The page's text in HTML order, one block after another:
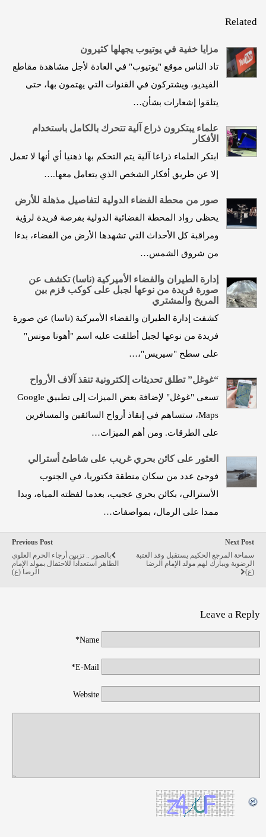
Related
مزايا خفية في يوتيوب يجهلها كثيرون
تاد الناس موقع "يوتيوب" في العادة لأجل مشاهدة مقاطع
الفيديو، ويشتركون في القنوات التي يهتمون بها، حتى
يتلقوا إشعارات بشأن…
علماء يبتكرون ذراع آلية تتحرك بالكامل باستخدام
الأفكار
ابتكر العلماء ذراعا آلية يتم التحكم بها ذهنيا أي أنها لا تعمل
إلا عن طريق أفكار الشخص الذي يتعامل معها.…
صور من محطة الفضاء الدولية لتفاصيل مذهلة للأرض
يحظى رواد المحطة الفضائية الدولية بفرصة فريدة لرؤية
ومراقبة كل الأحداث التي تشهدها الأرض من الفضاء، بدءا
من شروق الشمس…
إدارة الطيران والفضاء الأميركية (ناسا) تكشف عن
صورة فريدة من نوعها لجبل على كوكب قزم بين
المريخ والمشتري
كشفت إدارة الطيران والفضاء الأميركية (ناسا) عن صورة
فريدة من نوعها لجبل أطلقت عليه اسم "أهونا مونس"
على سطح "سيريس"،…
“غوغل” تطلق تحديثات إلكترونية تنقذ آلاف الأرواح
تسعى "غوغل" لإضافة بعض الميزات إلى تطبيق Google
Maps، ستساهم في إنقاذ أرواح السائقين والمسافرين
على الطرقات. ومن أهم الميزات…
العثور على كائن بحري غريب على شاطئ أسترالي
فوجئ عدد من سكان منطقة فكتوريا، في الجنوب
الأسترالي، بكائن بحري عجيب، بعدما لفظته المياه، وبدا
ممدا على الرمال، بمواصفات…
Previous Post
بالصور .. تزيين أرجاء الحرم العلوي
الطاهر استعداداً للاحتفال بمولد الإمام
الرضا (ع)
Next Post
سماحة المرجع الحكيم يستقبل وفد العتبة
الرضوية ويبارك لهم مولد الإمام الرضا
(ع)
Leave a Reply
Name*
E-Mail*
Website